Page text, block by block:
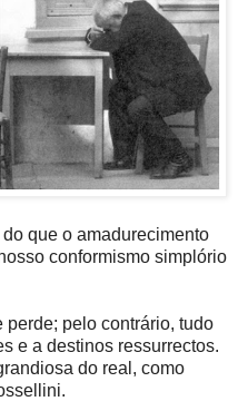
que o amadurecimento
conformismo simplório
pelo contrário, tudo
e a destinos ressurrectos.
do real, como